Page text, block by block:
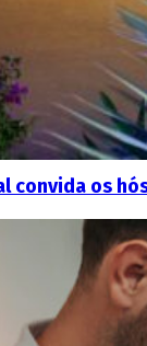
convida os